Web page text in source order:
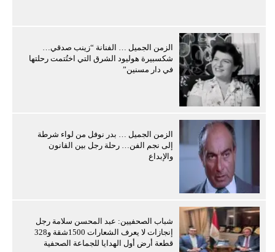
الزمن الجميل … الفنانة “زينب صدقي…
شكسبيرة هوليود الشرق التي اختُتمت رحلتها
في دار مسنين”
الزمن الجميل … بدر نوفل من لواء شرطة
إلى نجم الفن… رحلة رجل بين القانون
والإبداع
شباب الصحفيين: عبد المحسن سلامة رجل
إنجازات لا يعرف الشعارات 1500شقة و328
قطعة أرض أول الهدايا للجماعة الصحفية